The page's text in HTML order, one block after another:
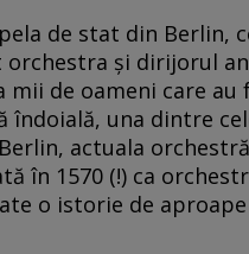
de stat din Berlin,
orchestra şi dirijorul
mii de oameni care
îndoială, una dintre
actuala
în 1570 (!) ca
o istorie de